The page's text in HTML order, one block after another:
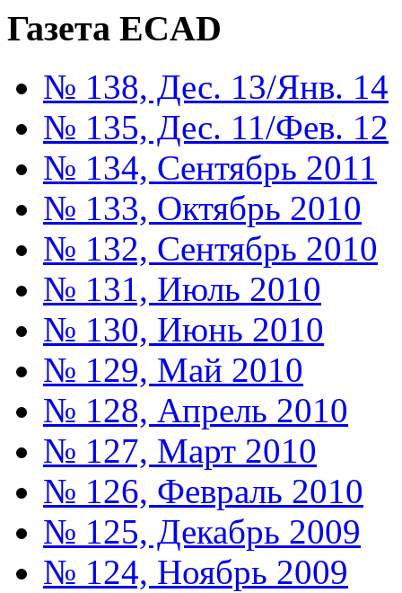
Газета ECAD
№ 138, Дес. 13/Янв. 14
№ 135, Дес. 11/Фев. 12
№ 134, Сентябрь 2011
№ 133, Октябрь 2010
№ 132, Сентябрь 2010
№ 131, Июль 2010
№ 130, Июнь 2010
№ 129, Май 2010
№ 128, Апрель 2010
№ 127, Март 2010
№ 126, Февраль 2010
№ 125, Декабрь 2009
№ 124, Ноябрь 2009